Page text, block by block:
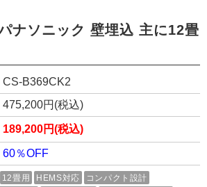
ナソニック 壁埋込 主に12畳
CS-B369CK2
475,200円(税込)
189,200円(税込)
60％OFF
12畳用 HEMS対応
コンパクト設計